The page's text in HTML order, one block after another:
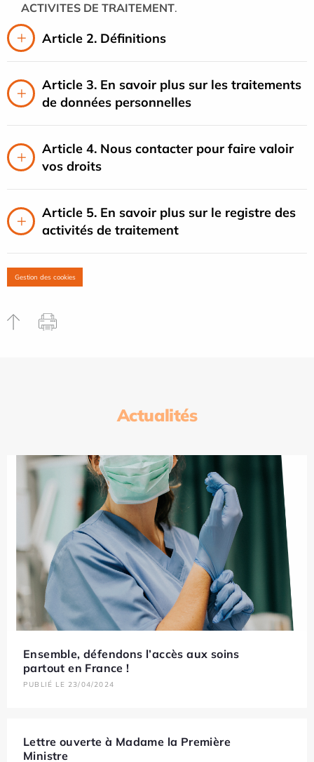
ACTIVITES DE TRAITEMENT.
Article 2. Définitions
Article 3. En savoir plus sur les traitements
de données personnelles
Article 4. Nous contacter pour faire valoir
vos droits
Article 5. En savoir plus sur le registre des
activités de traitement
Gestion des cookies
Actualités
Ensemble, défendons l’accès aux soins
partout en France !
PUBLIÉ LE 23/04/2024
Lettre ouverte à Madame la Première
Ministre